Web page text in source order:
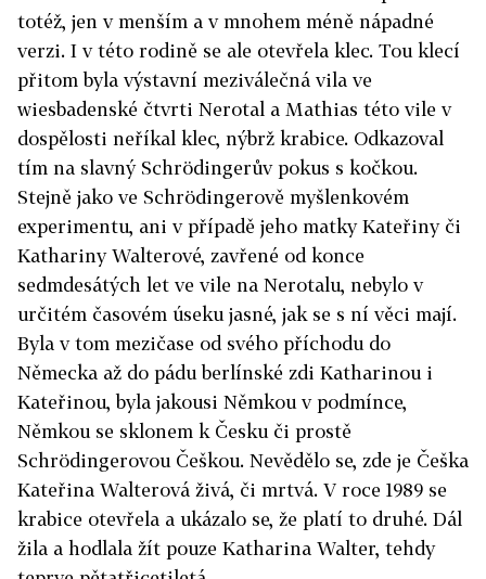
totéž, jen v menším a v mnohem méně nápadné
verzi. I v této rodině se ale otevřela klec. Tou klecí
přitom byla výstavní meziválečná vila ve
wiesbadenské čtvrti Nerotal a Mathias této vile v
dospělosti neříkal klec, nýbrž krabice. Odkazoval
tím na slavný Schrödingerův pokus s kočkou.
Stejně jako ve Schrödingerově myšlenkovém
experimentu, ani v případě jeho matky Kateřiny či
Kathariny Walterové, zavřené od konce
sedmdesátých let ve vile na Nerotalu, nebylo v
určitém časovém úseku jasné, jak se s ní věci mají.
Byla v tom mezičase od svého příchodu do
Německa až do pádu berlínské zdi Katharinou i
Kateřinou, byla jakousi Němkou v podmínce,
Němkou se sklonem k Česku či prostě
Schrödingerovou Češkou. Nevědělo se, zde je Češka
Kateřina Walterová živá, či mrtvá. V roce 1989 se
krabice otevřela a ukázalo se, že platí to druhé. Dál
žila a hodlala žít pouze Katharina Walter, tehdy